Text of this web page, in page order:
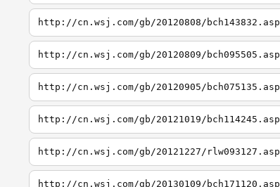
http://cn.wsj.com/gb/20120808/bch143832.asp
http://cn.wsj.com/gb/20120809/bch095505.asp
http://cn.wsj.com/gb/20120905/bch075135.asp
http://cn.wsj.com/gb/20121019/bch114245.asp
http://cn.wsj.com/gb/20121227/rlw093127.asp
http://cn.wsj.com/gb/20130109/bch171120.asp